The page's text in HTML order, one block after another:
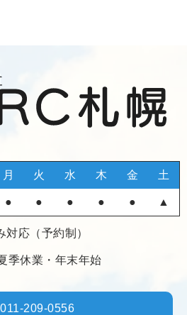
月 火 水 木 金 土
● ● ● ● ● ▲
応（予約制）
季休業・年末年始
011-209-0556